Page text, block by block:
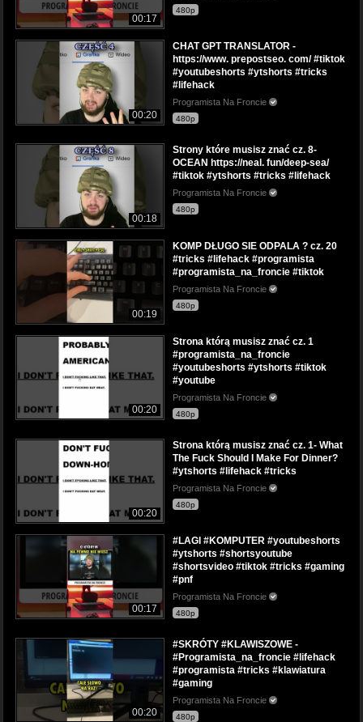
00:17
480p
00:20
CHAT GPT TRANSLATOR -
https://www. prepostseo. com/ #tiktok
#youtubeshorts #ytshorts #tricks
#lifehack
Programista Na Froncie
480p
00:18
Strony które musisz znać cz. 8-
OCEAN https://neal. fun/deep-sea/
#tiktok #ytshorts #tricks #lifehack
Programista Na Froncie
480p
00:19
KOMP DŁUGO SIE ODPALA ? cz. 20
#tricks #lifehack #programista
#programista_na_froncie #tiktok
Programista Na Froncie
480p
00:20
Strona którą musisz znać cz. 1
#programista_na_froncie
#youtubeshorts #ytshorts #tiktok
#youtube
Programista Na Froncie
480p
00:20
Strona którą musisz znać cz. 1- What
The Fuck Should I Make For Dinner?
#ytshorts #lifehack #tricks
Programista Na Froncie
480p
00:17
#LAGI #KOMPUTER #youtubeshorts
#ytshorts #shortsyoutube
#shortsvideo #tiktok #tricks #gaming
#pnf
Programista Na Froncie
480p
00:20
#SKRÓTY #KLAWISZOWE -
#Programista_na_froncie #lifehack
#programista #tricks #klawiatura
#gaming
Programista Na Froncie
480p